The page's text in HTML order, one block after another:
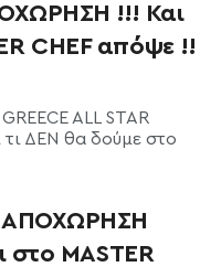
!!! Και
CHEF απόψε !!
ALL STAR
ΔΕΝ θα δούμε στο
ΑΠΟΧΩΡΗΣΗ
στο MASTER